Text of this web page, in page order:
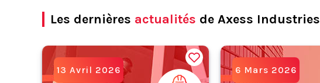
Les dernières actualités de Axess Industries
13 Avril 2026 6 Mars 2026